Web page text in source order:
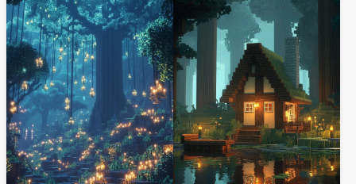
ketenangan.